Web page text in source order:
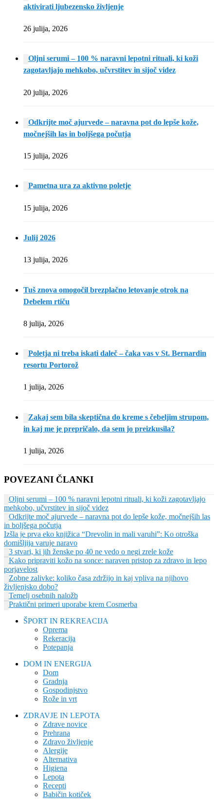
aktivirati ljubezensko življenje
26 julija, 2026
Oljni serumi – 100 % naravni lepotni rituali, ki koži
zagotavljajo mehkobo, učvrstitev in sijoč videz
20 julija, 2026
Odkrijte moč ajurvede – naravna pot do lepše kože,
močnejših las in boljšega počutja
15 julija, 2026
Pametna ura za aktivno poletje
15 julija, 2026
Julij 2026
13 julija, 2026
Tuš znova omogočil brezplačno letovanje otrok na
Debelem rtiču
8 julija, 2026
Poletja ni treba iskati daleč – čaka vas v St. Bernardin
resortu Portorož
1 julija, 2026
Zakaj sem bila skeptična do kreme s čebeljim strupom,
in kaj me je prepričalo, da sem jo preizkusila?
1 julija, 2026
POVEZANI ČLANKI
Oljni serumi – 100 % naravni lepotni rituali, ki koži zagotavljajo
mehkobo, učvrstitev in sijoč videz
Odkrijte moč ajurvede – naravna pot do lepše kože, močnejših las
in boljšega počutja
Izšla je prva eko knjižica “Drevolin in mali varuhi”: Ko otroška
domišljija varuje naravo
3 stvari, ki jih ženske po 40 ne vedo o negi zrele kože
Kako pripraviti kožo na sonce: naraven pristop za zdravo in lepo
porjavelost
Zobne zalivke: koliko časa zdržijo in kaj vpliva na njihovo
življenjsko dobo?
Temelj osebnih naložb
Praktični primeri uporabe krem Cosmerba
ŠPORT IN REKREACIJA
Oprema
Rekeracija
Potepanja
DOM IN ENERGIJA
Dom
Gradnja
Gospodinjstvo
Rože in vrt
ZDRAVJE IN LEPOTA
Zdrave novice
Prehrana
Zdravo življenje
Alergije
Alternativa
Higiena
Lepota
Recepti
Babičin kotiček